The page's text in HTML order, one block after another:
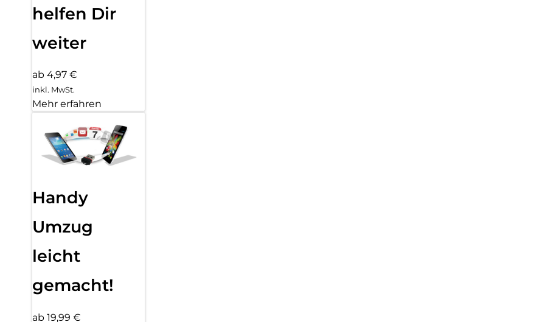
helfen Dir
weiter
ab 4,97 €
inkl. MwSt.
Mehr erfahren
Handy
Umzug
leicht
gemacht!
ab 19,99 €